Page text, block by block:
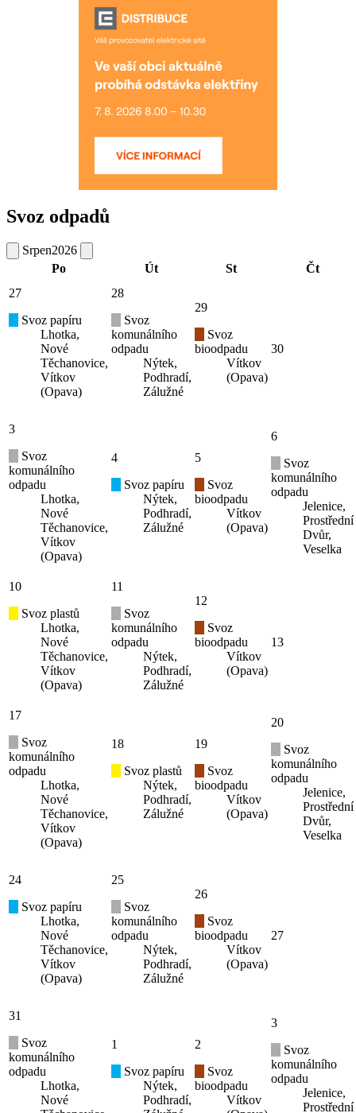
Svoz odpadů
Srpen2026
Po
Út St
Čt
27
Svoz papíru
Lhotka,
Nové
Těchanovice,
Vítkov
(Opava)
28
Svoz
komunálního
odpadu
Nýtek,
Podhradí,
Zálužné
29
Svoz
bioodpadu
Vítkov
(Opava)
30
3
Svoz
komunálního
odpadu
Lhotka,
Nové
Těchanovice,
Vítkov
(Opava)
4
Svoz papíru
Nýtek,
Podhradí,
Zálužné
5
Svoz
bioodpadu
Vítkov
(Opava)
6
Svoz
komunálního
odpadu
Jelenice,
Prostřední
Dvůr,
Veselka
10
Svoz plastů
Lhotka,
Nové
Těchanovice,
Vítkov
(Opava)
11
Svoz
komunálního
odpadu
Nýtek,
Podhradí,
Zálužné
12
Svoz
bioodpadu
Vítkov
(Opava)
13
17
Svoz
komunálního
odpadu
Lhotka,
Nové
Těchanovice,
Vítkov
(Opava)
18
Svoz plastů
Nýtek,
Podhradí,
Zálužné
19
Svoz
bioodpadu
Vítkov
(Opava)
20
Svoz
komunálního
odpadu
Jelenice,
Prostřední
Dvůr,
Veselka
24
Svoz papíru
Lhotka,
Nové
Těchanovice,
Vítkov
(Opava)
25
Svoz
komunálního
odpadu
Nýtek,
Podhradí,
Zálužné
26
Svoz
bioodpadu
Vítkov
(Opava)
27
31
Svoz
komunálního
odpadu
Lhotka,
Nové
1
Svoz papíru
Nýtek,
Podhradí,
2
Svoz
bioodpadu
Vítkov
3
Svoz
komunálního
odpadu
Jelenice,
Prostřední